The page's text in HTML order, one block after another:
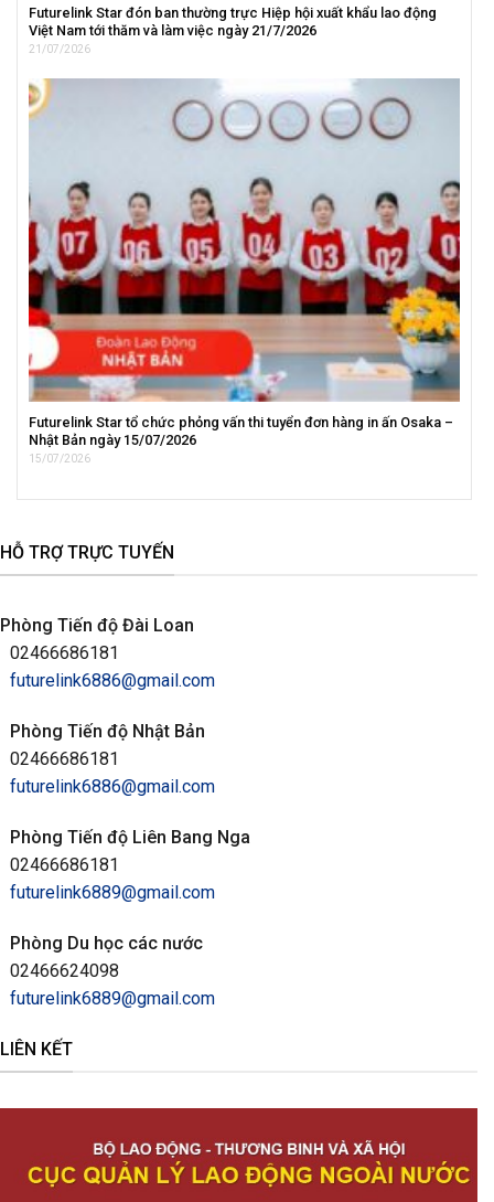
Futurelink Star đón ban thường trực Hiệp hội xuất khẩu lao động
Việt Nam tới thăm và làm việc ngày 21/7/2026
21/07/2026
Futurelink Star tổ chức phỏng vấn thi tuyển đơn hàng in ấn Osaka –
Nhật Bản ngày 15/07/2026
15/07/2026
HỖ TRỢ TRỰC TUYẾN
Phòng Tiến độ Đài Loan
02466686181
futurelink6886@gmail.com
Phòng Tiến độ Nhật Bản
02466686181
futurelink6886@gmail.com
Phòng Tiến độ Liên Bang Nga
02466686181
futurelink6889@gmail.com
Phòng Du học các nước
02466624098
futurelink6889@gmail.com
LIÊN KẾT